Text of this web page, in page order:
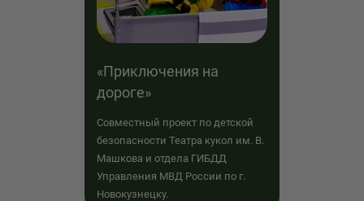
«Приключения на
дороге»
Совместный проект по детской
безопасности Театра кукол им. В.
Машкова и отдела ГИБДД
Управления МВД России по г.
Новокузнецку.